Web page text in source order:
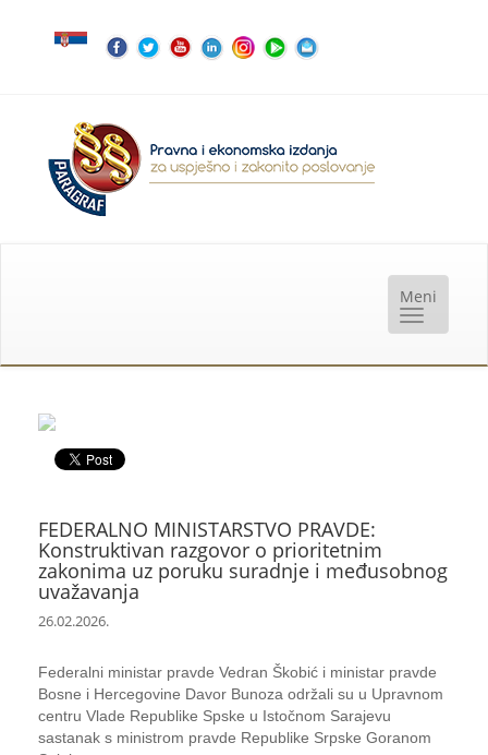
FEDERALNO MINISTARSTVO PRAVDE:
Konstruktivan razgovor o prioritetnim
zakonima uz poruku suradnje i međusobnog
uvažavanja
26.02.2026.
Federalni ministar pravde Vedran Škobić i ministar pravde
Bosne i Hercegovine Davor Bunoza održali su u Upravnom
centru Vlade Republike Spske u Istočnom Sarajevu
sastanak s ministrom pravde Republike Srpske Goranom